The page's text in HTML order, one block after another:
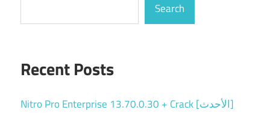
Search
Recent Posts
Nitro Pro Enterprise 13.70.0.30 + Crack [الأحدث]